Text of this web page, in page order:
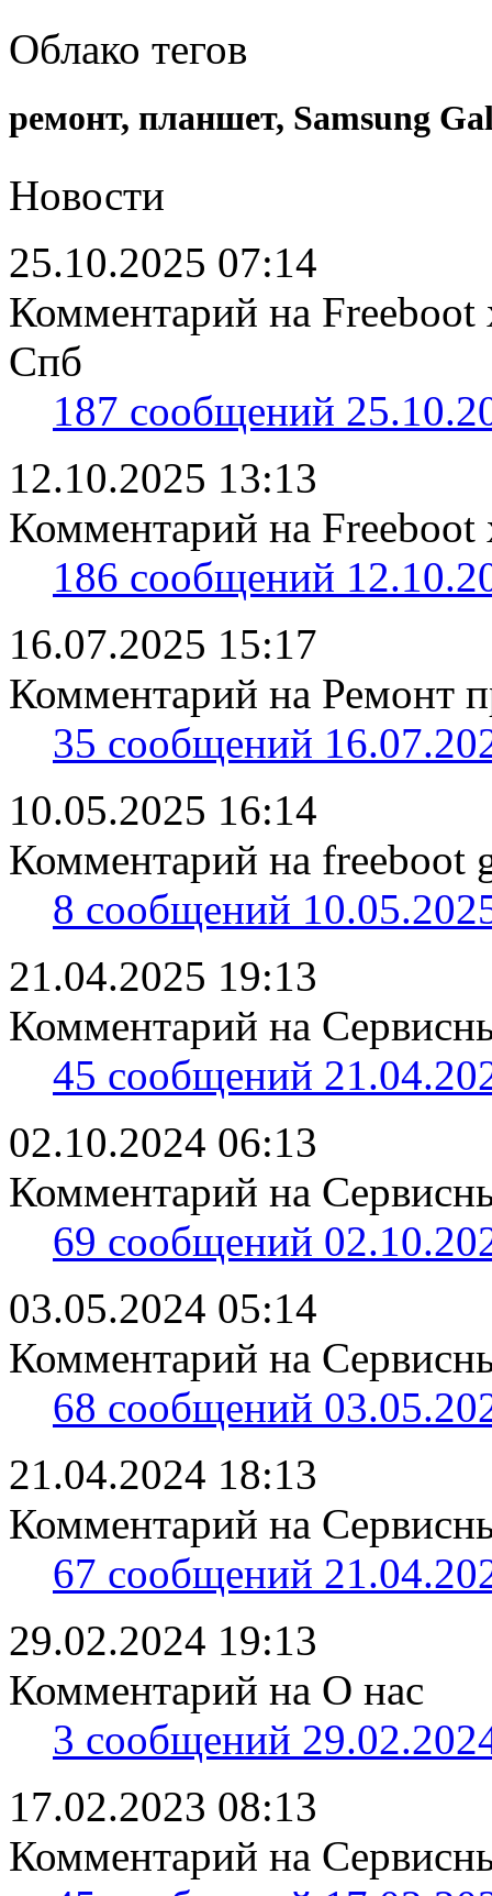
Облако тегов
ремонт, планшет, Samsung
Новости
25.10.2025 07:14
Комментарий на
Спб
187 сообщений
12.10.2025 13:13
Комментарий на
186 сообщений
16.07.2025 15:17
Комментарий на Ремонт
35 сообщений
10.05.2025 16:14
Комментарий на freeboot
8 сообщений
21.04.2025 19:13
Комментарий на
45 сообщений
02.10.2024 06:13
Комментарий на
69 сообщений
03.05.2024 05:14
Комментарий на
68 сообщений
21.04.2024 18:13
Комментарий на
67 сообщений
29.02.2024 19:13
Комментарий на О нас
3 сообщений
17.02.2023 08:13
Комментарий на